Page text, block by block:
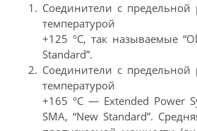
Соединители с предельной
температурой
+125 °С, так называемые
Standard”.
Соединители с предельной
температурой
+165 °С — Extended Power
SMA, “New Standard”.